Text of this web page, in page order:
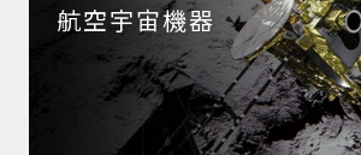
航空宇宙機器